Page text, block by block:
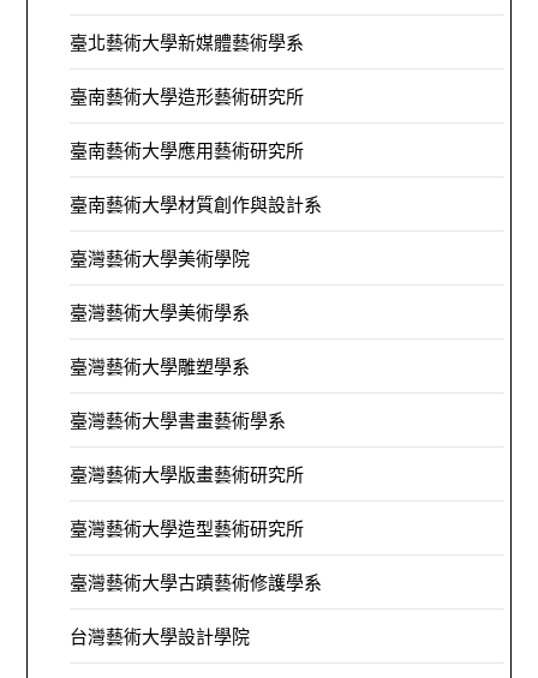
臺北藝術大學新媒體藝術學系
臺南藝術大學造形藝術研究所
臺南藝術大學應用藝術研究所
臺南藝術大學材質創作與設計系
臺灣藝術大學美術學院
臺灣藝術大學美術學系
臺灣藝術大學雕塑學系
臺灣藝術大學書畫藝術學系
臺灣藝術大學版畫藝術研究所
臺灣藝術大學造型藝術研究所
臺灣藝術大學古蹟藝術修護學系
台灣藝術大學設計學院